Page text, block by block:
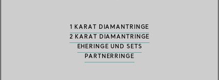
1 KARAT DIAMANTRINGE
2 KARAT DIAMANTRINGE
EHERINGE UND SETS
PARTNERRINGE